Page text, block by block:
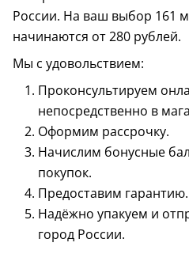
России. На ваш выбор 161
начинаются от 280 рублей.
Мы с удовольствием:
Проконсультируем
непосредственно в
Оформим рассрочку.
Начислим бонусные
покупок.
Предоставим гарантию.
Надёжно упакуем и
город России.